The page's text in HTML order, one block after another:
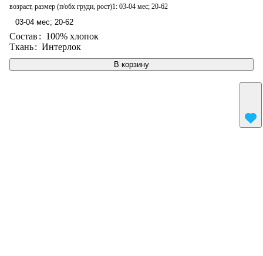
В корзину
возраст, размер (п/обх груди, рост)1: 03-04 мес; 20-62
03-04 мес; 20-62
Состав: 100% хлопок
Ткань: Интерлок